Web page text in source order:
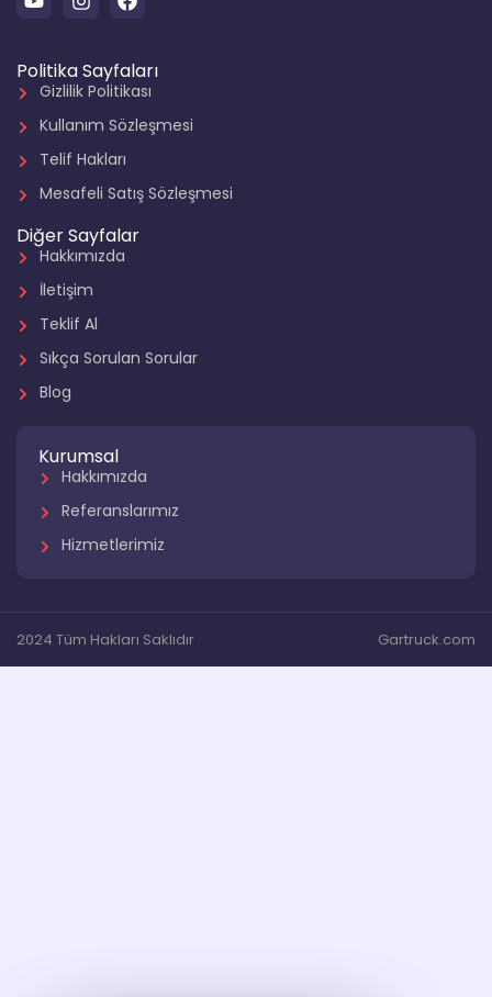
Politika Sayfaları
Gizlilik Politikası
Kullanım Sözleşmesi
Telif Hakları
Mesafeli Satış Sözleşmesi
Diğer Sayfalar
Hakkımızda
İletişim
Teklif Al
Sıkça Sorulan Sorular
Blog
Kurumsal
Hakkımızda
Referanslarımız
Hizmetlerimiz
2024 Tüm Hakları Saklıdır Gartruck.com